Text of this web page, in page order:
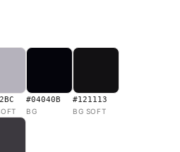
#04040B
BG
#121113
BG SOFT